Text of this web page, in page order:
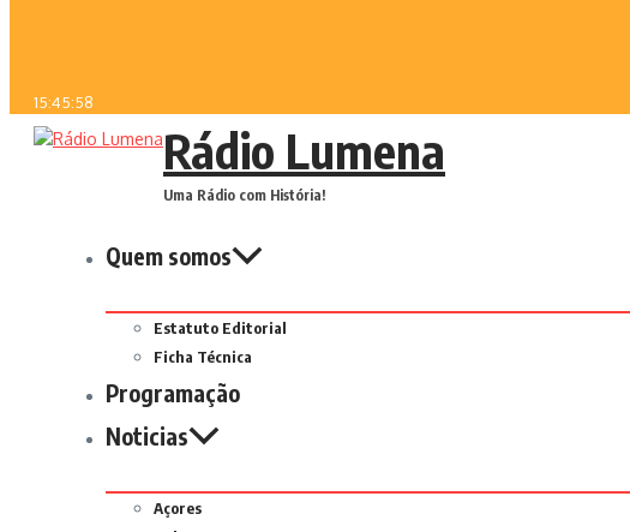
15:45:58
Rádio Lumena
Uma Rádio com História!
Quem somos
Estatuto Editorial
Ficha Técnica
Programação
Noticias
Açores